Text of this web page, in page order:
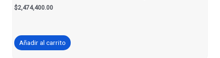
$2,474,400.00
Añadir al carrito